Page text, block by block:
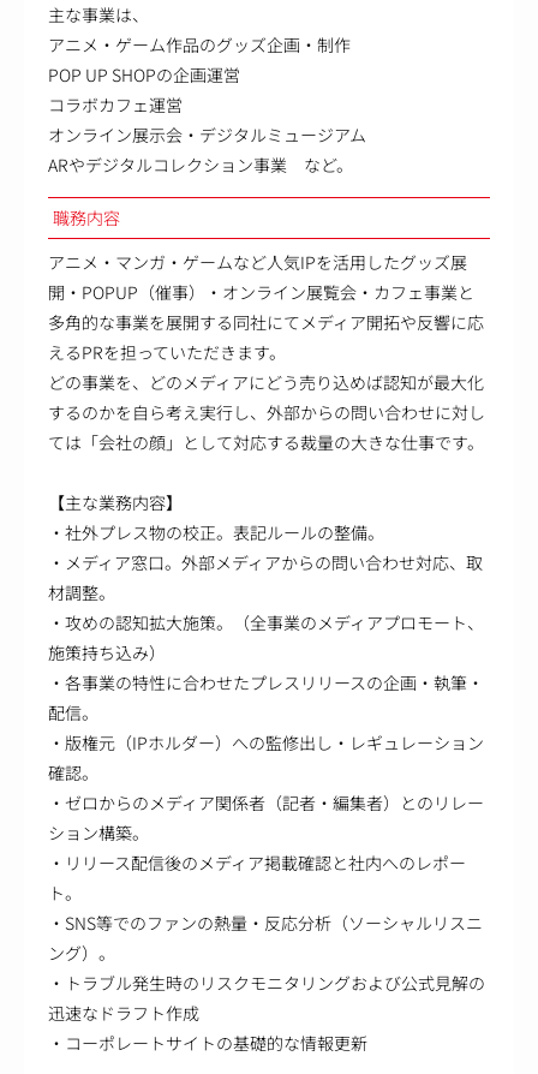
主な事業は、
アニメ・ゲーム作品のグッズ企画・制作
POP UP SHOPの企画運営
コラボカフェ運営
オンライン展示会・デジタルミュージアム
ARやデジタルコレクション事業 など。
職務内容
アニメ・マンガ・ゲームなど人気IPを活用したグッズ展
開・POPUP（催事）・オンライン展覧会・カフェ事業と
多角的な事業を展開する同社にてメディア開拓や反響に応
えるPRを担っていただきます。
どの事業を、どのメディアにどう売り込めば認知が最大化
するのかを自ら考え実行し、外部からの問い合わせに対し
ては「会社の顔」として対応する裁量の大きな仕事です。
【主な業務内容】
・社外プレス物の校正。表記ルールの整備。
・メディア窓口。外部メディアからの問い合わせ対応、取
材調整。
・攻めの認知拡大施策。（全事業のメディアプロモート、
施策持ち込み）
・各事業の特性に合わせたプレスリリースの企画・執筆・
配信。
・版権元（IPホルダー）への監修出し・レギュレーション
確認。
・ゼロからのメディア関係者（記者・編集者）とのリレー
ション構築。
・リリース配信後のメディア掲載確認と社内へのレポー
ト。
・SNS等でのファンの熱量・反応分析（ソーシャルリスニ
ング）。
・トラブル発生時のリスクモニタリングおよび公式見解の
迅速なドラフト作成
・コーポレートサイトの基礎的な情報更新